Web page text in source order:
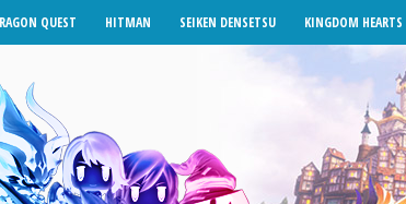
QUEST HITMAN SEIKEN DENSETSU KINGDOM HEARTS